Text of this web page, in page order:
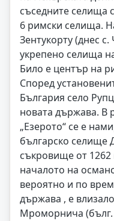
съседните селища
6 римски селища.
Зентукорту (днес
укрепено селища
Било е център на
Според
България село
новата държава. В
„Езерото“ се е
българско селище
съкровище от
началото на
вероятно и по
държава , е
Мроморнича